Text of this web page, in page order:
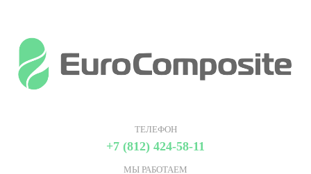
ТЕЛЕФОН
+7 (812) 424-58-11
МЫ РАБОТАЕМ